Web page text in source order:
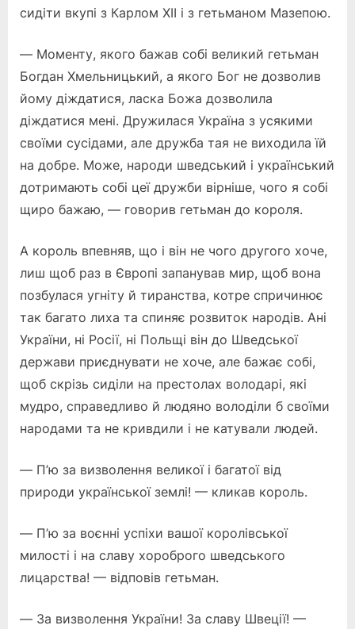
сидіти вкупі з Карлом XII і з гетьманом Мазепою.
— Моменту, якого бажав собі великий гетьман
Богдан Хмельницький, а якого Бог не дозволив
йому діждатися, ласка Божа дозволила
діждатися мені. Дружилася Україна з усякими
своїми сусідами, але дружба тая не виходила їй
на добре. Може, народи шведський і український
дотримають собі цеї дружби вірніше, чого я собі
щиро бажаю, — говорив гетьман до короля.
А король впевняв, що і він не чого другого хоче,
лиш щоб раз в Європі запанував мир, щоб вона
позбулася угніту й тиранства, котре спричинює
так багато лиха та спиняє розвиток народів. Ані
України, ні Росії, ні Польщі він до Шведської
держави приєднувати не хоче, але бажає собі,
щоб скрізь сиділи на престолах володарі, які
мудро, справедливо й людяно володіли б своїми
народами та не кривдили і не катували людей.
— П’ю за визволення великої і багатої від
природи української землі! — кликав король.
— П’ю за воєнні успіхи вашої королівської
милості і на славу хороброго шведського
лицарства! — відповів гетьман.
— За визволення України! За славу Швеції! —